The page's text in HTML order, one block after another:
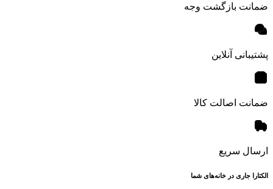
ضمانت بازگشت وجه
پشتیبانی آنلاین
ضمانت اصالت کالا
ارسال سریع
الکتارا جاری در خانه‌های شما